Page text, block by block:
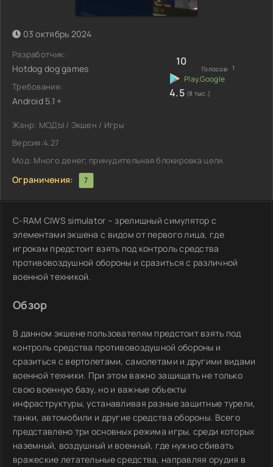
03 октябрь 2024
Разработчик:
Hotdog dog games
Требования:
Android 5.1 +
10
Голосов: 1
4.5 (8 тыс.)
Жанр: МОДЫ / Экшен / Игры
Версия:4.27
Мод: Много денег, принудительная блокировка цели.
Ограничения: 7
C-RAM CIWS simulator – зрелищный симулятор с
элементами экшена с видом от первого лица, где
игрокам предстоит взять под контроль средства
противовоздушной обороны и сразиться с различной
военной техникой.
Обзор
В данном экшене пользователям предстоит взять под
контроль средства противовоздушной обороны и
сразиться с вертолетами, самолетами и другими видами
военной техники. При этом важно защищать не только
свою военную базу, но и важные объекты
инфраструктуры, устанавливая разные защитные турели,
танки, автомобили и другие средства обороны. Всего
представлено три основных режима игры, среди которых
наземный, воздушный и военный, где нужно сбивать
вражеские летательные средства, направляя орудия в